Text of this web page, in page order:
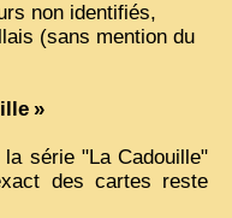
non identifiés,
(sans mention du
»
série "La Cadouille"
des cartes reste